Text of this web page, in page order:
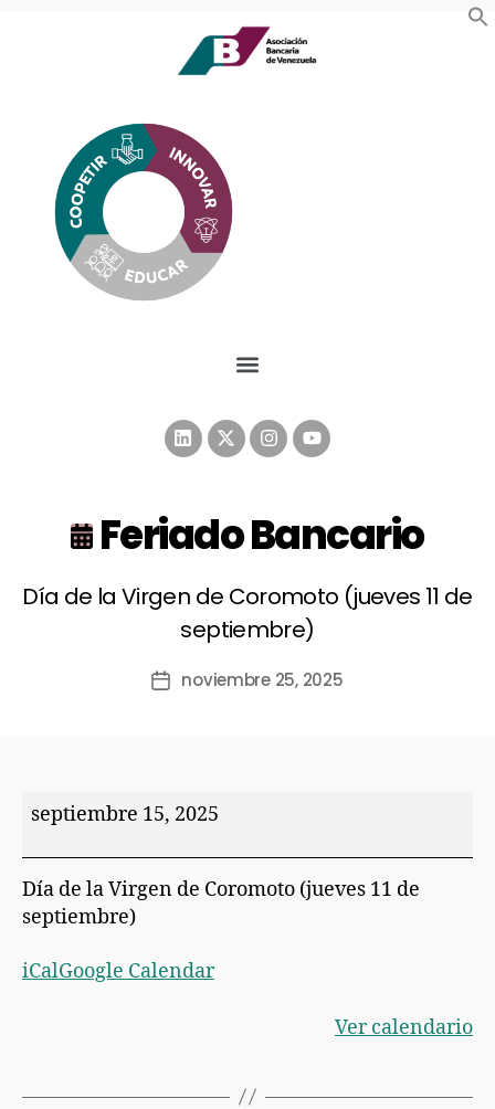
Feriado Bancario
Día de la Virgen de Coromoto (jueves 11 de
septiembre)
noviembre 25, 2025
septiembre 15, 2025
Día de la Virgen de Coromoto (jueves 11 de
septiembre)
iCalGoogle Calendar
Ver calendario